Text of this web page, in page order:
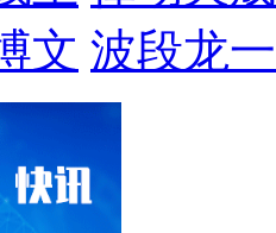
文 波段龙一